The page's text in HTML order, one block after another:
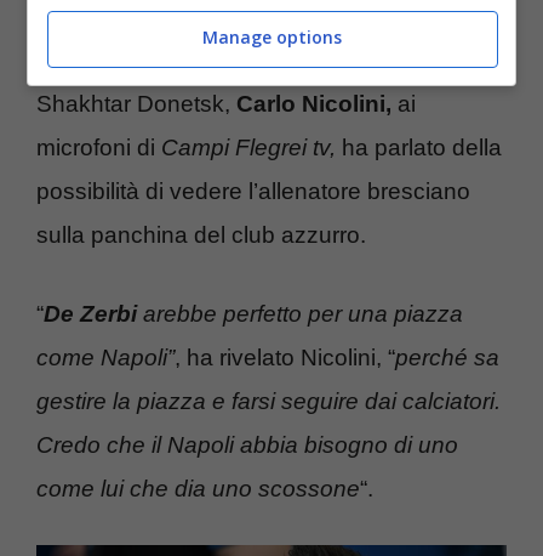
L’ex direttore sportivo di De Zerbi allo
Shakhtar Donetsk, Carlo Nicolini, ai
microfoni di Campi Flegrei tv, ha parlato della
possibilità di vedere l’allenatore bresciano
sulla panchina del club azzurro.
“De Zerbiarebbe perfetto per una piazza
come Napoli”, ha rivelato Nicolini, “perché sa
gestire la piazza e farsi seguire dai calciatori.
Credo che il Napoli abbia bisogno di uno
come lui che dia uno scossone“.
Manage options